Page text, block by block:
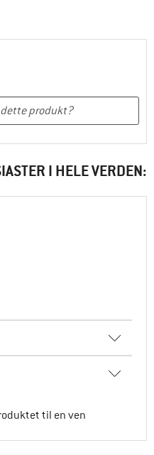
I HELE VERDEN:
til en ven